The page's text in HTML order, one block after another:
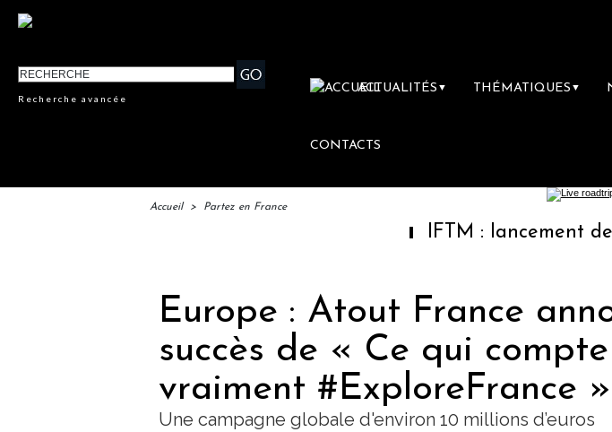
Recherche avancée
ACTUALITÉS ▼ THÉMATIQUES ▼
CONTACTS
Accueil > Partez en France
IFTM : lancement des
Europe : Atout France
succès de « Ce qui compte
vraiment #ExploreFrance
Une campagne globale d'environ 10 millions d’euros